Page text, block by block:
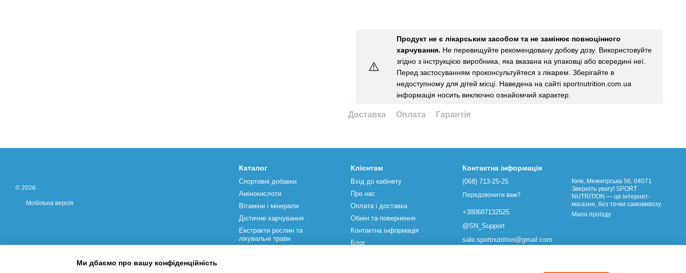
⚠️
Продукт не є лікарським засобом та не замінює повноцінного
харчування. Не перевищуйте рекомендовану добову дозу. Використовуйте
згідно з інструкцією виробника, яка вказана на упаковці або всередині неї.
Перед застосуванням проконсультуйтеся з лікарем. Зберігайте в
недоступному для дітей місці. Наведена на сайті sportnutrition.com.ua
інформація носить виключно ознайомчий характер.
Доставка Оплата Гарантія
© 2026
Мобільна версія
Каталог
Спортивні добавки
Амінокислоти
Вітаміни і мінерали
Дієтичне харчування
Екстракти рослин та
лікувальні трави
Клієнтам
Вхід до кабінету
Про нас
Оплата і доставка
Обмін та повернення
Контактна інформація
Блог
Контактна інформація
(068) 713-25-25
Передзвонити вам?
+380687132525
@SN_Support
sale.sportnutrition@gmail.com
Київ, Межигірська 56, 04071
Зверніть увагу! SPORT
NUTRITION — це інтернет-
магазин, без точки самовивозу.
Мапа проїзду
Ми дбаємо про вашу конфіденційність